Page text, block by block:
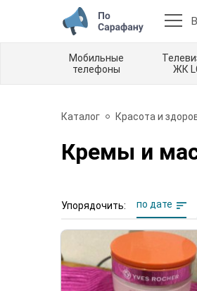
Мобильные
телефоны
ЖК
Каталог Красота и
Кремы и
Упорядочить: по дате